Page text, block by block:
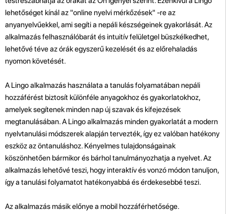
lehetőséget kínál az "online nyelvi mérkőzések" -re az
anyanyelvűekkel, ami segíti a nepáli készségeinek gyakorlását. Az
alkalmazás felhasználóbarát és intuitív felületgel büszkélkedhet,
lehetővé téve az órák egyszerű kezelését és az előrehaladás
nyomon követését.
A Lingo alkalmazás használata a tanulás folyamatában nepáli
hozzáférést biztosít különféle anyagokhoz és gyakorlatokhoz,
amelyek segítenek minden nap új szavak és kifejezések
megtanulásában. A Lingo alkalmazás minden gyakorlatát a modern
nyelvtanulási módszerek alapján tervezték, így ez valóban hatékony
eszköz az öntanuláshoz. Kényelmes tulajdonságainak
köszönhetően bármikor és bárhol tanulmányozhatja a nyelvet. Az
alkalmazás lehetővé teszi, hogy interaktív és vonzó módon tanuljon,
így a tanulási folyamatot hatékonyabbá és érdekesebbé teszi.
Az alkalmazás másik előnye a mobil hozzáférhetősége.